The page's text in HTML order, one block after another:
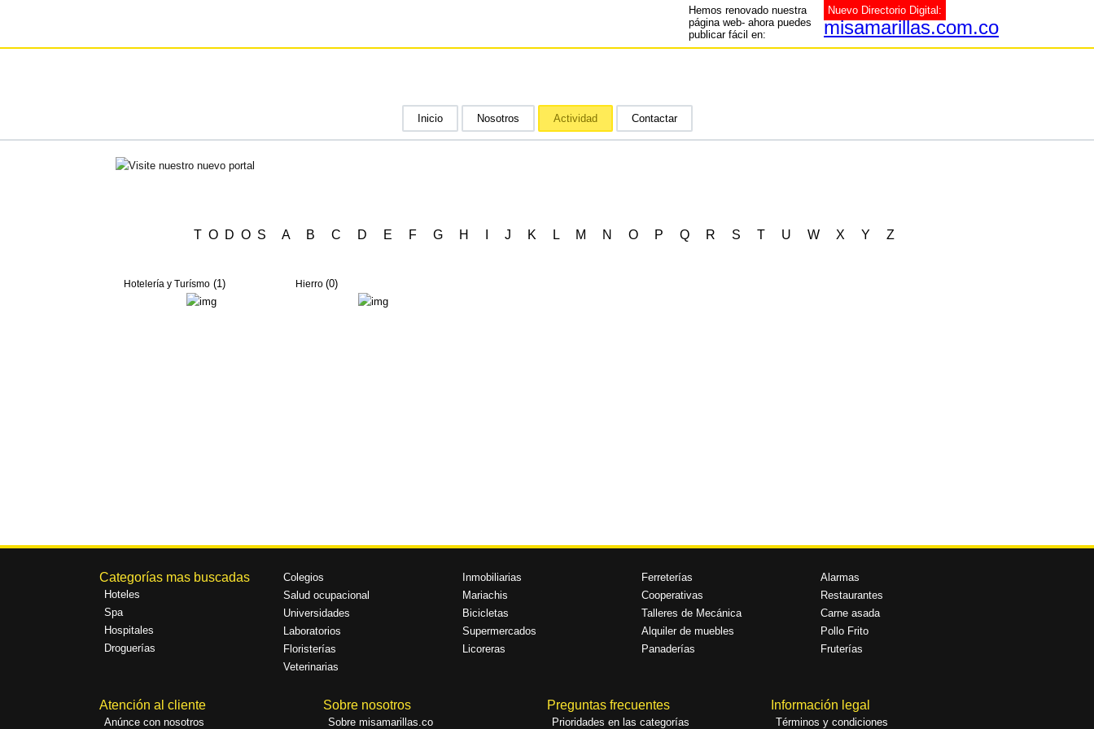
Hemos renovado nuestra
página web- ahora puedes
publicar fácil en:
Nuevo Directorio Digital:
misamarillas.com.co
Inicio Nosotros Actividad Contactar
TODOS A B C D E F G H J K L M N O P Q R S T U W X Y Z
Hotelería y Turísmo (1) Hierro (0)
Categorías mas buscadas
Hoteles
Spa
Hospitales
Droguerías
Colegios
Salud ocupacional
Universidades
Laboratorios
Floristerías
Veterinarias
Inmobiliarias
Mariachis
Bicicletas
Supermercados
Licoreras
Ferreterías
Cooperativas
Talleres de Mecánica
Alquiler de muebles
Panaderías
Alarmas
Restaurantes
Carne asada
Pollo Frito
Fruterías
Atención al cliente
Anúnce con nosotros
Sobre nosotros
Sobre misamarillas.co
Preguntas frecuentes
Prioridades en las categorías
Información legal
Términos y condiciones